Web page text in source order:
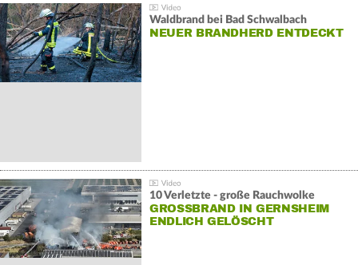
Waldbrand bei Bad Schwalbach
NEUER BRANDHERD ENTDECKT
10 Verletzte - große Rauchwolke
GROSSBRAND IN GERNSHEIM E
NDLICH GELÖSCHT